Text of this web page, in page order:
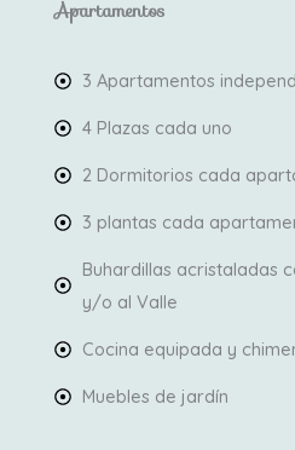
Apartamentos
3 Apartamentos
4 Plazas cada uno
2 Dormitorios cada
3 plantas cada
Buhardillas acristaladas
y/o al Valle
Cocina equipada y
Muebles de jardín